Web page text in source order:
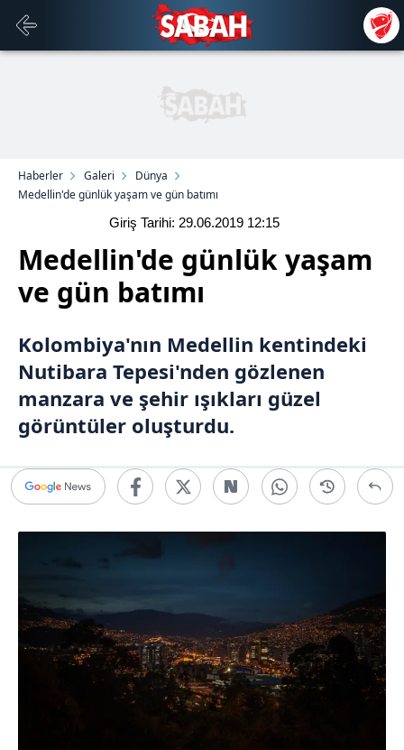
Haberler Galeri
Dünya
Medellin'de günlük yaşam ve gün batımı
Giriş Tarihi: 29.06.2019 12:15
Medellin'de günlük yaşam
ve gün batımı
Kolombiya'nın Medellin kentindeki
Nutibara Tepesi'nden gözlenen
manzara ve şehir ışıkları güzel
görüntüler oluşturdu.